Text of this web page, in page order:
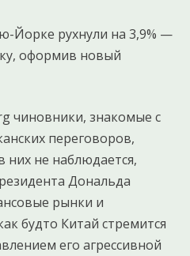
Йорке рухнули на 3,9% —
оформив новый
чиновники, знакомые с
переговоров,
них не наблюдается,
Дональда
рынки и
будто Китай стремится
его агрессивной